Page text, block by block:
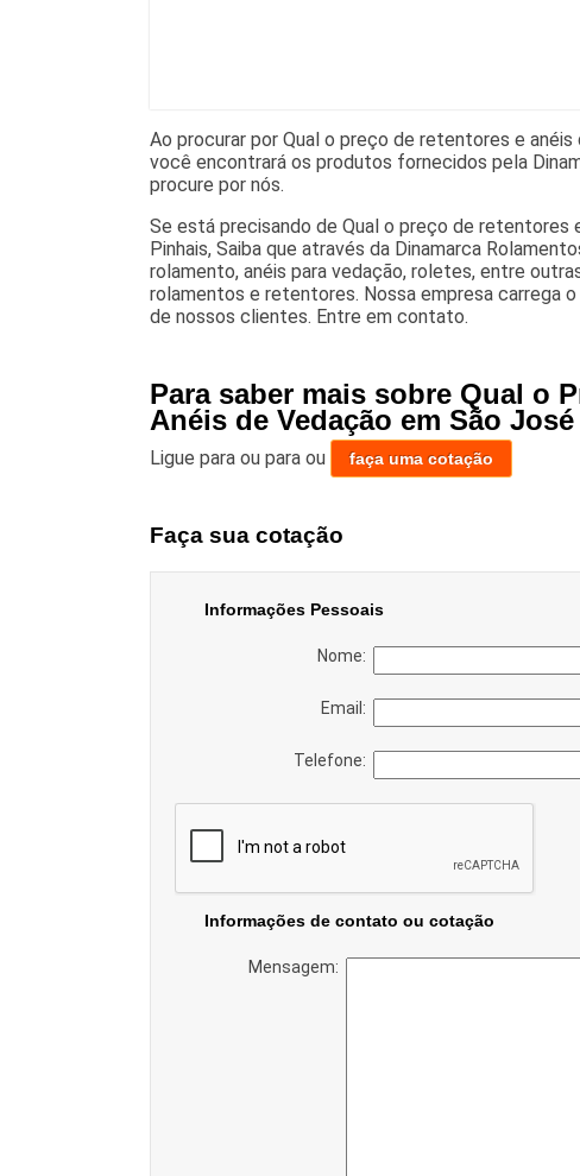
Ao procurar por Qual o preço de retentores e
você encontrará os produtos fornecidos pela
procure por nós.
Se está precisando de Qual o preço de retentores
Pinhais, Saiba que através da Dinamarca
rolamento, anéis para vedação, roletes, entre
rolamentos e retentores. Nossa empresa carrega
de nossos clientes. Entre em contato.
Para saber mais sobre Qual o
Anéis de Vedação em São
Ligue para ou para ou faça uma cotação
Faça sua cotação
Informações Pessoais
Nome:
Email:
Telefone:
Informações de contato ou cotação
Mensagem: